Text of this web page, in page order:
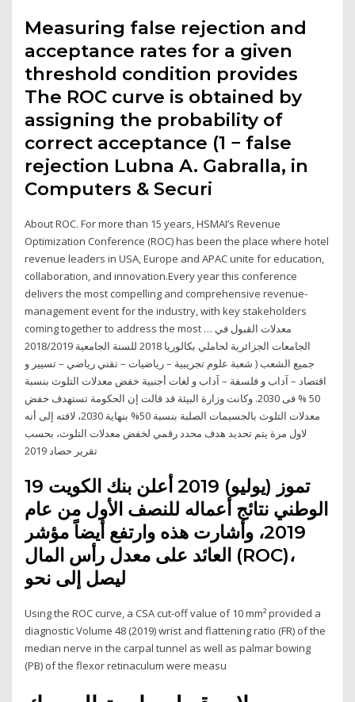
Measuring false rejection and
acceptance rates for a given
threshold condition provides
The ROC curve is obtained by
assigning the probability of
correct acceptance (1 − false
rejection Lubna A. Gabralla, in
Computers & Securi
About ROC. For more than 15 years, HSMAI’s Revenue
Optimization Conference (ROC) has been the place where hotel
revenue leaders in USA, Europe and APAC unite for education,
collaboration, and innovation.Every year this conference
delivers the most compelling and comprehensive revenue-
management event for the industry, with key stakeholders
coming together to address the most … معدلات القبول في
الجامعات الجزائرية لحاملي بكالوريا 2018 للسنة الجامعية 2018/2019
جميع الشعب ( شعبة علوم تجريبية – رياضيات – تقني رياضي – تسيير و
اقتصاد – آداب و فلسفة – آداب و لغات أجنبية خفض معدلات التلوث بنسبة
50 % فى 2030. وكانت وزارة البيئة قد قالت إن الحكومة تستهدف خفض
معدلات التلوث بالجسيمات الصلبة بنسبة 50% بنهاية 2030، لافته إلى أنه
لاول مرة يتم تحديد هدف محدد رقمي لخفض معدلات التلوث، بحسب
تقرير حصاد 2019
19 تموز (يوليو) 2019 أعلن بنك الكويت
الوطني نتائج أعماله للنصف الأول من عام
2019، ‏وأشارت هذه وارتفع أيضاً مؤشر
العائد على معدل رأس المال (ROC)،
Using the ROC curve, a CSA cut-off value of 10 mm² provided a
diagnostic Volume 48 (2019) wrist and flattening ratio (FR) of the
median nerve in the carpal tunnel as well as palmar bowing
(PB) of the flexor retinaculum were measu